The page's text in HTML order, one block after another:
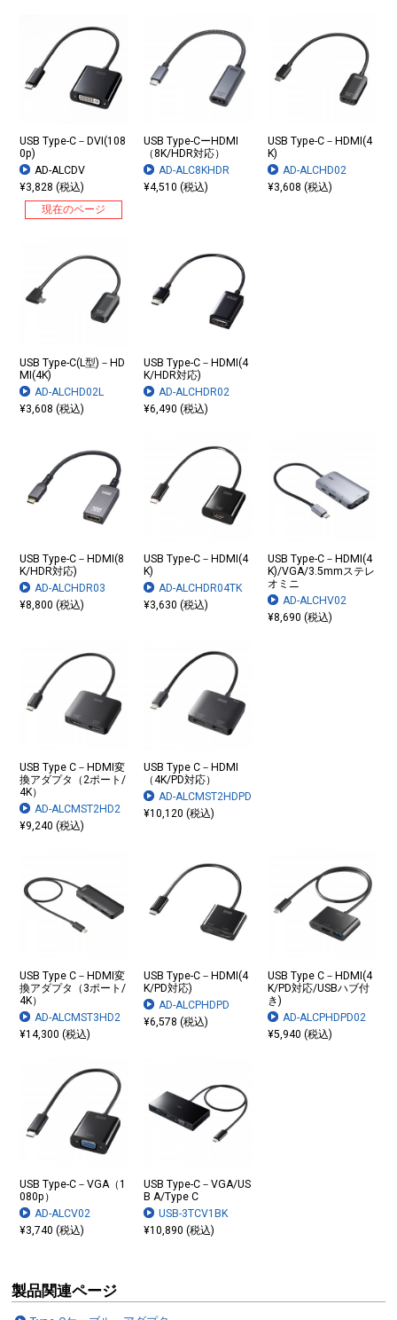
USB Type-C－DVI(108
0p)
AD-ALCDV
¥3,828 (税込)
現在のページ
USB Type-CーHDMI
（8K/HDR対応）
AD-ALC8KHDR
¥4,510 (税込)
USB Type-C－HDMI(4
K)
AD-ALCHD02
¥3,608 (税込)
USB Type-C(L型)－HD
MI(4K)
AD-ALCHD02L
¥3,608 (税込)
USB Type-C－HDMI(4
K/HDR対応)
AD-ALCHDR02
¥6,490 (税込)
USB Type-C－HDMI(8
K/HDR対応)
AD-ALCHDR03
¥8,800 (税込)
USB Type-C－HDMI(4
K)
AD-ALCHDR04TK
¥3,630 (税込)
USB Type-C－HDMI(4
K)/VGA/3.5mmステレ
オミニ
AD-ALCHV02
¥8,690 (税込)
USB Type C－HDMI変
換アダプタ（2ポート/
4K）
AD-ALCMST2HD2
¥9,240 (税込)
USB Type C－HDMI
（4K/PD対応）
AD-ALCMST2HDPD
¥10,120 (税込)
USB Type C－HDMI変
換アダプタ（3ポート/
4K）
AD-ALCMST3HD2
¥14,300 (税込)
USB Type-C－HDMI(4
K/PD対応)
AD-ALCPHDPD
¥6,578 (税込)
USB Type C－HDMI(4
K/PD対応/USBハブ付
き)
AD-ALCPHDPD02
¥5,940 (税込)
USB Type-C－VGA（1
080p）
AD-ALCV02
¥3,740 (税込)
USB Type-C－VGA/US
B A/Type C
USB-3TCV1BK
¥10,890 (税込)
製品関連ページ